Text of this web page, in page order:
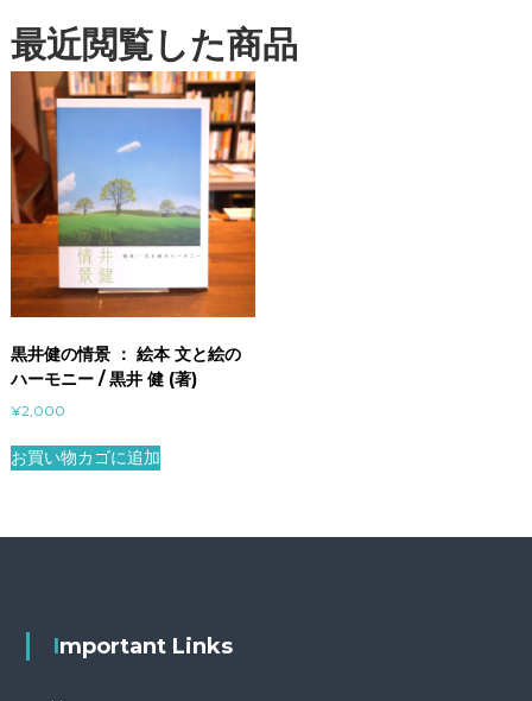
最近閲覧した商品
黒井健の情景 ： 絵本 文と絵の
ハーモニー / 黒井 健 (著)
¥2,000
お買い物カゴに追加
Important Links